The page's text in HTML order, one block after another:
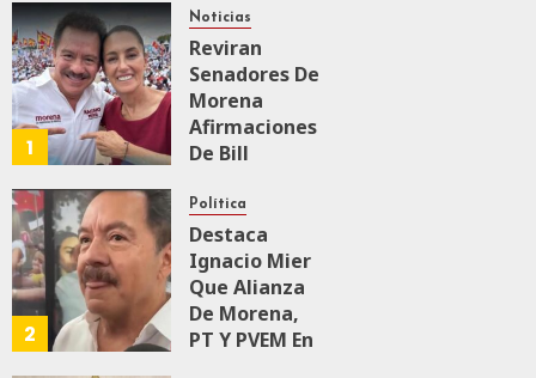
JULIO 28, 2026
0
1
Noticias
Reviran
Senadores De
Morena
Afirmaciones
De Bill
Rechazan
Intervencionismo
AGOSTO 8, 2026
0
62
2
Política
Destaca
Ignacio Mier
Que Alianza
De Morena,
PT Y PVEM En